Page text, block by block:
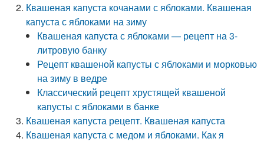
Квашеная капуста кочанами с яблоками. Квашеная
капуста с яблоками на зиму
Квашеная капуста с яблоками — рецепт на 3-
литровую банку
Рецепт квашеной капусты с яблоками и морковью
на зиму в ведре
Классический рецепт хрустящей квашеной
капусты с яблоками в банке
Квашеная капуста рецепт. Квашеная капуста
Квашеная капуста с медом и яблоками. Как я